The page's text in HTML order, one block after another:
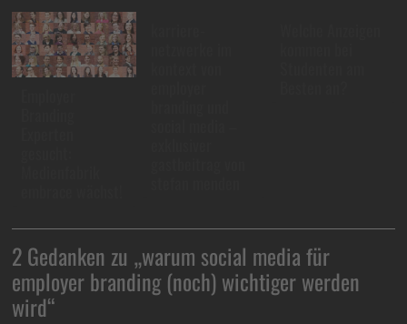
2 Gedanken zu „warum social media für
employer branding (noch) wichtiger werden
wird“